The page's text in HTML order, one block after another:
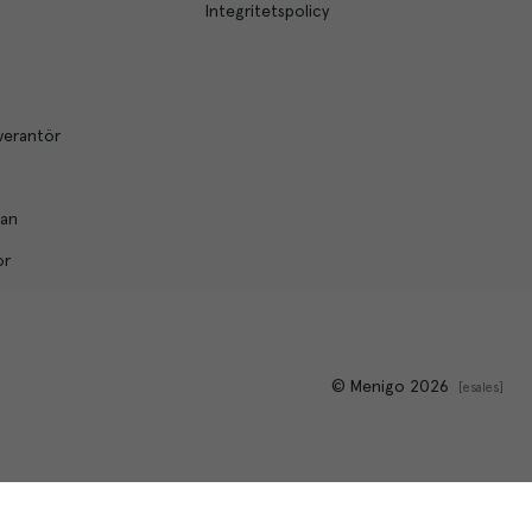
Integritetspolicy
© Menigo 2026 esales]